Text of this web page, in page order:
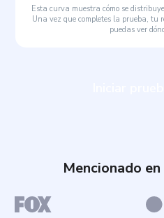
Esta curva muestra cómo se
Una vez que completes la prueba,
puedas ver
Mencionado